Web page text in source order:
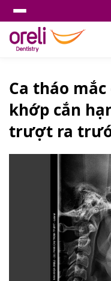
Ca tháo
khớp cắn
trượt ra